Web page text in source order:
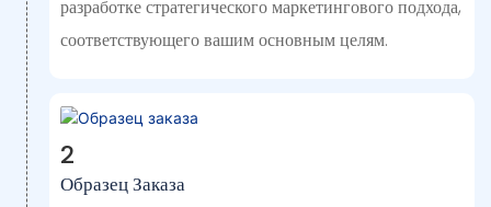
разработке стратегического маркетингового подхода,
соответствующего вашим основным целям.
2
Образец Заказа